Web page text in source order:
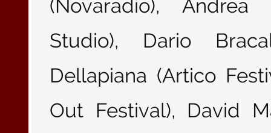
(Novaradio),
Studio), Dario
Dellapiana (Artico
Out Festival), David